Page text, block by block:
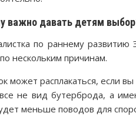
важно давать детям
по раннему
нескольким причинам.
может расплакаться, если
не вид бутерброда, а
меньше поводов для